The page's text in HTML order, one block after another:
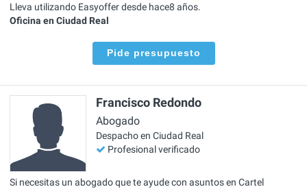
Lleva utilizando Easyoffer desde hace8 años.
Oficina en Ciudad Real
Pide presupuesto
Francisco Redondo
Abogado
Despacho en Ciudad Real
Profesional verificado
Si necesitas un abogado que te ayude con asuntos en Cartel